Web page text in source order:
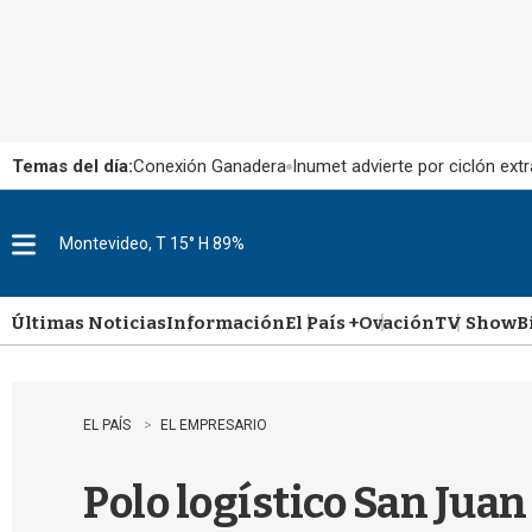
Temas del día:Conexión Ganadera Inumet advierte por ciclón
u
Montevideo, T 15° H 89%
Últimas NoticiasInformaciónEl País +OvaciónTV Show
EL PAÍS EL EMPRESARIO
Polo logístico San